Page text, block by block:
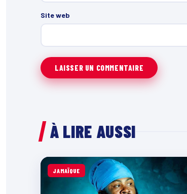
Site web
À LIRE AUSSI
JAMAÏQUE